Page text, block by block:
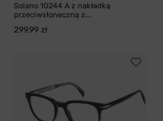
Solano 10244 A z nakładką
przeciwsłoneczną z...
299,99 zł